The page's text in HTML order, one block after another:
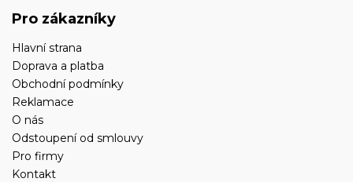
Pro zákazníky
Hlavní strana
Doprava a platba
Obchodní podmínky
Reklamace
O nás
Odstoupení od smlouvy
Pro firmy
Kontakt